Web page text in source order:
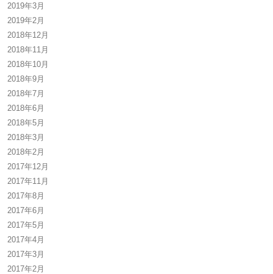
2019年3月
2019年2月
2018年12月
2018年11月
2018年10月
2018年9月
2018年7月
2018年6月
2018年5月
2018年3月
2018年2月
2017年12月
2017年11月
2017年8月
2017年6月
2017年5月
2017年4月
2017年3月
2017年2月